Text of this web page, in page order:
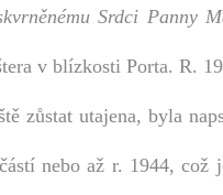
Srdci Panny
v blízkosti Porta. R.
zůstat utajena, byla
nebo až r. 1944, což